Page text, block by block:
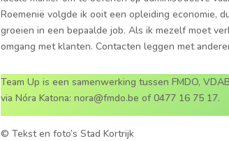
Roemenië volgde ik ooit een opleiding economie,
groeien in een bepaalde job. Als ik mezelf moet
omgang met klanten. Contacten leggen met
Team Up is een samenwerking tussen FMDO,
via Nóra Katona: nora@fmdo.be of 0477 16 75 17.
© Tekst en foto’s Stad Kortrijk